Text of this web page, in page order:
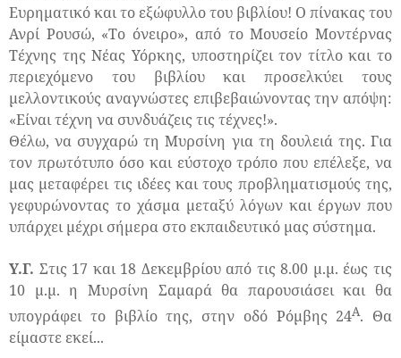
Ευρηματικό και το εξώφυλλο του βιβλίου! Ο πίνακας του
Ανρί Ρουσώ, «Το όνειρο», από το Μουσείο Μοντέρνας
Τέχνης της Νέας Υόρκης, υποστηρίζει τον τίτλο και το
περιεχόμενο του βιβλίου και προσελκύει τους
μελλοντικούς αναγνώστες επιβεβαιώνοντας την απόψη:
«Είναι τέχνη να συνδυάζεις τις τέχνες!».
Θέλω, να συγχαρώ τη Μυρσίνη για τη δουλειά της. Για
τον πρωτότυπο όσο και εύστοχο τρόπο που επέλεξε, να
μας μεταφέρει τις ιδέες και τους προβληματισμούς της,
γεφυρώνοντας το χάσμα μεταξύ λόγων και έργων που
υπάρχει μέχρι σήμερα στο εκπαιδευτικό μας σύστημα.
Υ.Γ. Στις 17 και 18 Δεκεμβρίου από τις 8.00 μ.μ. έως τις
10 μ.μ. η Μυρσίνη Σαμαρά θα παρουσιάσει και θα
υπογράφει το βιβλίο της, στην οδό Ρόμβης 24Α. Θα
είμαστε εκεί...